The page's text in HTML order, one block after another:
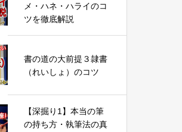
メ・ハネ・ハライのコ
ツを徹底解説
書の道の大前提３隷書
（れいしょ）のコツ
【深掘り1】本当の筆
の持ち方・執筆法の真